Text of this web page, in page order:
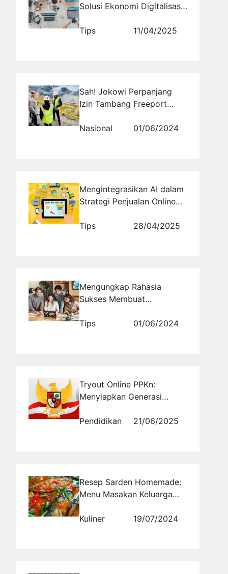
Solusi Ekonomi Digitalisasi
Tips
11/04/2025
Sah! Jokowi Perpanjang
Izin Tambang Freeport
Nasional
01/06/2024
Mengintegrasikan AI dalam
Strategi Penjualan Online
Tips
28/04/2025
Mengungkap Rahasia
Sukses Membuat
Politik yang Menarik Suara
Tips 01/06/2024
Tryout Online PPKn:
Menyiapkan Generasi
Pancasila
Pendidikan 21/06/2025
Resep Sarden Homemade:
Menu Masakan Keluarga
Pembuatan Sederhana dan
Kuliner 19/07/2024